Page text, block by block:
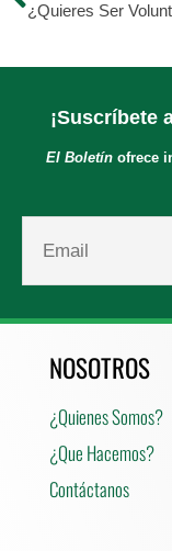
¡Suscríbete
El Boletínofrece
NOSOTROS
¿Quienes Somos?
¿Que Hacemos?
Contáctanos